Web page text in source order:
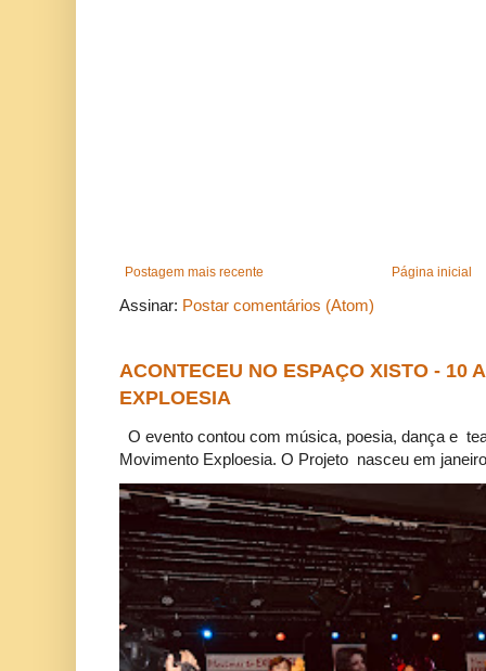
Postagem mais recente Página inicial
Assinar: Postar comentários (Atom)
ACONTECEU NO ESPAÇO XISTO - 10
EXPLOESIA
O evento contou com música, poesia, dança e
Movimento Exploesia. O Projeto nasceu em